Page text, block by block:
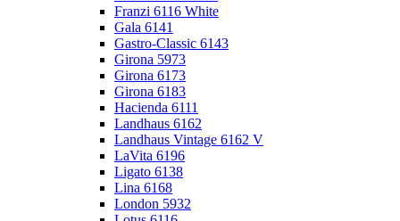
Franzi 6116 White
Gala 6141
Gastro-Classic 6143
Girona 5973
Girona 6173
Girona 6183
Hacienda 6111
Landhaus 6162
Landhaus Vintage 6162 V
LaVita 6196
Ligato 6138
Lina 6168
London 5932